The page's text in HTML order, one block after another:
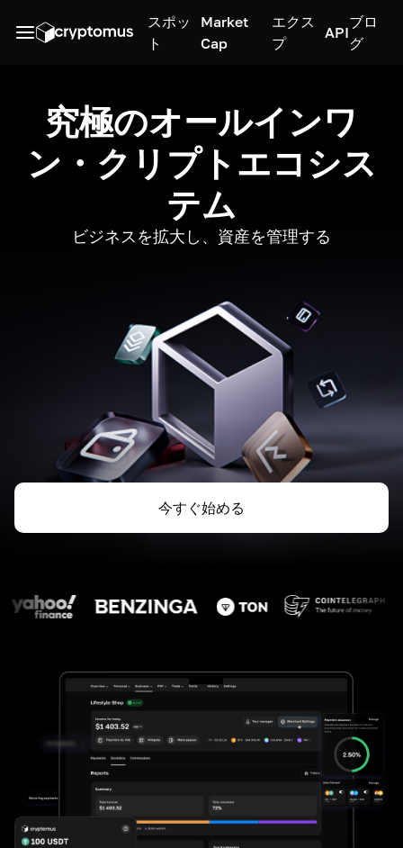
スポッ
ト
Market
Cap
エクス
プ
API
ブロ
グ
究極のオールインワ
ン・クリプトエコシス
テム
ビジネスを拡大し、資産を管理する
今すぐ始める